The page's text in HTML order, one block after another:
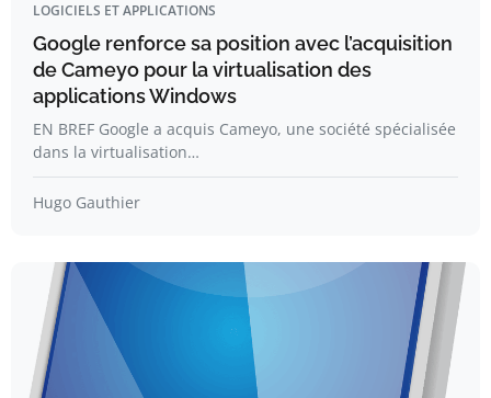
LOGICIELS ET APPLICATIONS
Google renforce sa position avec l’acquisition
de Cameyo pour la virtualisation des
applications Windows
EN BREF Google a acquis Cameyo, une société spécialisée
dans la virtualisation…
Hugo Gauthier